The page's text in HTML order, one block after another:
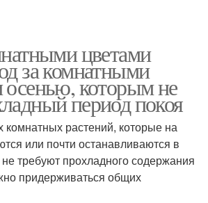
цветами
за комнатными
осенью, которым не
период покоя
растений, которые на
или почти останавливаются в
требуют прохладного содержания
придерживаться общих